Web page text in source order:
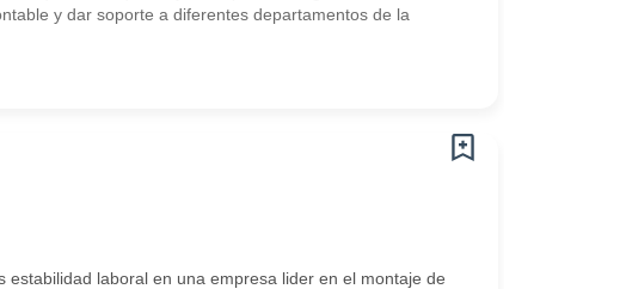
y dar soporte a diferentes departamentos de la
laboral en una empresa lider en el montaje de